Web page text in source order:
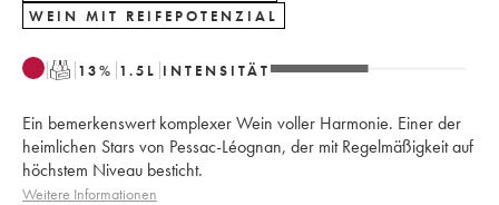
WEIN MIT REIFEPOTENZIAL
T 13% 1.5 L INTENSITÄT
Ein bemerkenswert komplexer Wein voller Harmonie. Einer der
heimlichen Stars von Pessac-Léognan, der mit Regelmäßigkeit auf
höchstem Niveau besticht.
Weitere Informationen